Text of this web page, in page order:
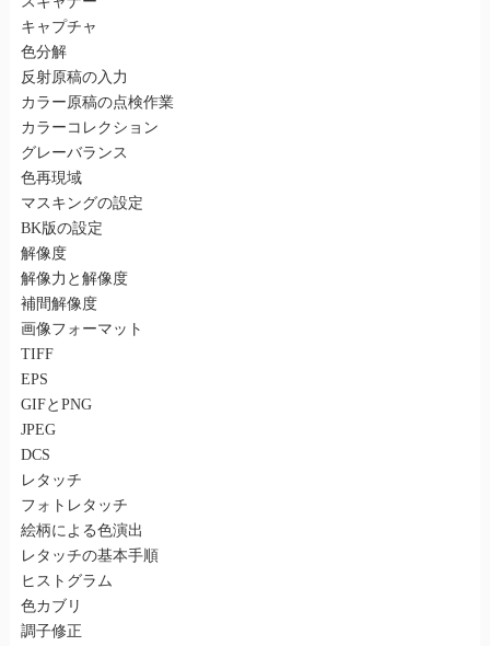
キャプチャ
色分解
反射原稿の入力
カラー原稿の点検作業
カラーコレクション
グレーバランス
色再現域
マスキングの設定
BK版の設定
解像度
解像力と解像度
補間解像度
画像フォーマット
TIFF
EPS
GIFとPNG
JPEG
DCS
レタッチ
フォトレタッチ
絵柄による色演出
レタッチの基本手順
ヒストグラム
色カブリ
調子修正